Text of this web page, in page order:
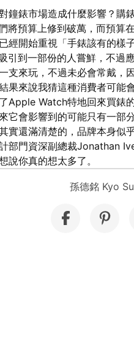
鐘錶市場造成什麼影響？購
將預算上修到破萬，而預算
經開始重視「手錶該有的樣
引到一部份的人嘗鮮，不過
支來玩，不過未必會常戴，
果來說我猜這種消費者可
Apple Watch特地回來買錶
它會影響到的可能只有一部
實還滿清楚的，品牌本身似
部門資深副總裁Jonathan
說你真的想太多了。
孫德銘 Kyo